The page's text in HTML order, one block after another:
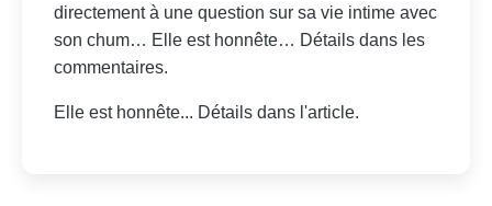
directement à une question sur sa vie intime avec
son chum… Elle est honnête… Détails dans les
commentaires.
Elle est honnête... Détails dans l'article.